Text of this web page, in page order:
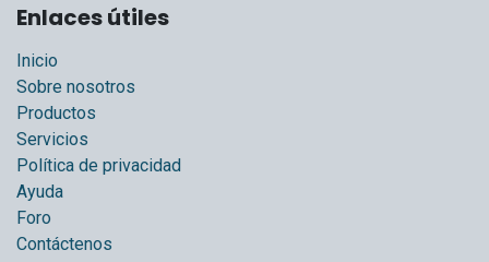
Enlaces útiles
Inicio
Sobre nosotros
Productos
Servicios
Política de privacidad
Ayuda
Foro
Contáctenos